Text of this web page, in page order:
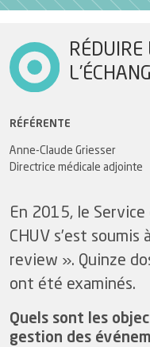
RÉDUIRE
RÉFÉRENTE
Anne-Claude Griesser
Directrice médicale adjointe
En 2015, le
CHUV s’est soumis
review ». Quinze
ont été examinés.
Quels sont les
gestion des